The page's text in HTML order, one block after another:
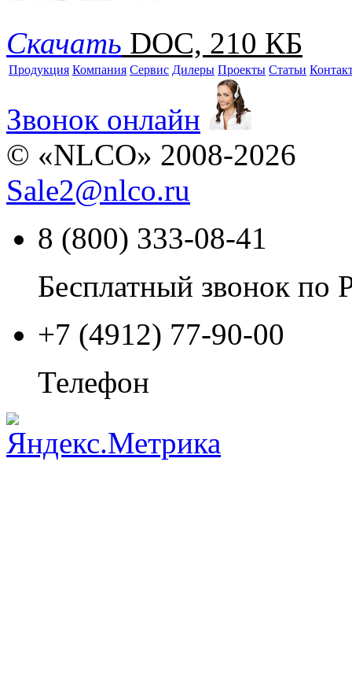
Скачать DOC, 210 КБ
Продукция Компания Сервис Дилеры Проекты Статьи
Звонок онлайн
© «NLCO» 2008-2026
Sale2@nlco.ru
8 (800) 333-08-41
Бесплатный звонок по
+7 (4912) 77-90-00
Телефон